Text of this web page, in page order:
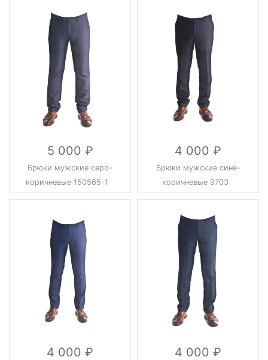
5 000
Брюки мужские серо-
коричневые 150565-1
4 000
Брюки мужские сине-
коричневые 9703
4 000 4 000